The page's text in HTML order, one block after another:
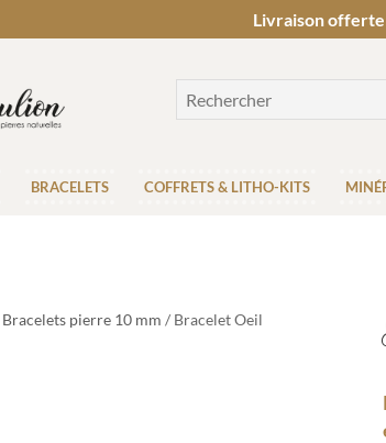
Livraison offerte
BRACELETS COFFRETS & LITHO-KITS
Bracelets pierre 10 mm / Bracelet Oeil